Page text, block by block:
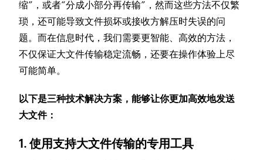
缩”，或者“分成小部分再传输”，然而这些方法不仅繁
琐，还可能导致文件损坏或接收方解压时失误的问
题。而在信息时代，我们需要更智能、高效的方法，
不仅保证大文件传输稳定流畅，还要在操作体验上尽
可能简单。
以下是三种技术解决方案，能够让你更加高效地发送
大文件：
1. 使用支持大文件传输的专用工具